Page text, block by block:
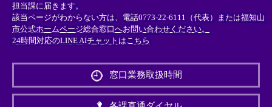
担当課に届きます。
該当ページがわからない方は、電話0773-22-6111（代表）または福知山
市公式ホームページ総合窓口へお問い合わせください。
24時間対応のLINE AIチャットはこちら
外
リ
ン
窓口業務取扱時間